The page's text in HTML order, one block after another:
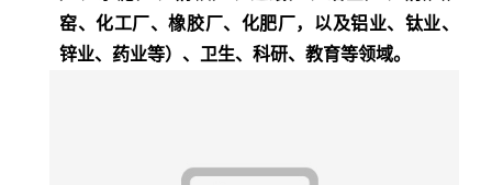
窑、化工厂、橡胶厂、化肥厂，以及铝业、钛业、
锌业、药业等）、卫生、科研、教育等领域。